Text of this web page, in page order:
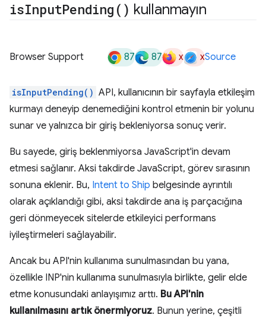
isInputPending( ) kullanmayın
Browser Support 87 87 x xSource
isInputPending() API, kullanıcının bir sayfayla etkileşim
kurmayı deneyip denemediğini kontrol etmenin bir yolunu
sunar ve yalnızca bir giriş bekleniyorsa sonuç verir.
Bu sayede, giriş beklenmiyorsa JavaScript'in devam
etmesi sağlanır. Aksi takdirde JavaScript, görev sırasının
sonuna eklenir. Bu, Intent to Ship belgesinde ayrıntılı
olarak açıklandığı gibi, aksi takdirde ana iş parçacığına
geri dönmeyecek sitelerde etkileyici performans
iyileştirmeleri sağlayabilir.
Ancak bu API'nin kullanıma sunulmasından bu yana,
özellikle INP'nin kullanıma sunulmasıyla birlikte, gelir elde
etme konusundaki anlayışımız arttı. Bu API'nin
kullanılmasını artık önermiyoruz. Bunun yerine, çeşitli